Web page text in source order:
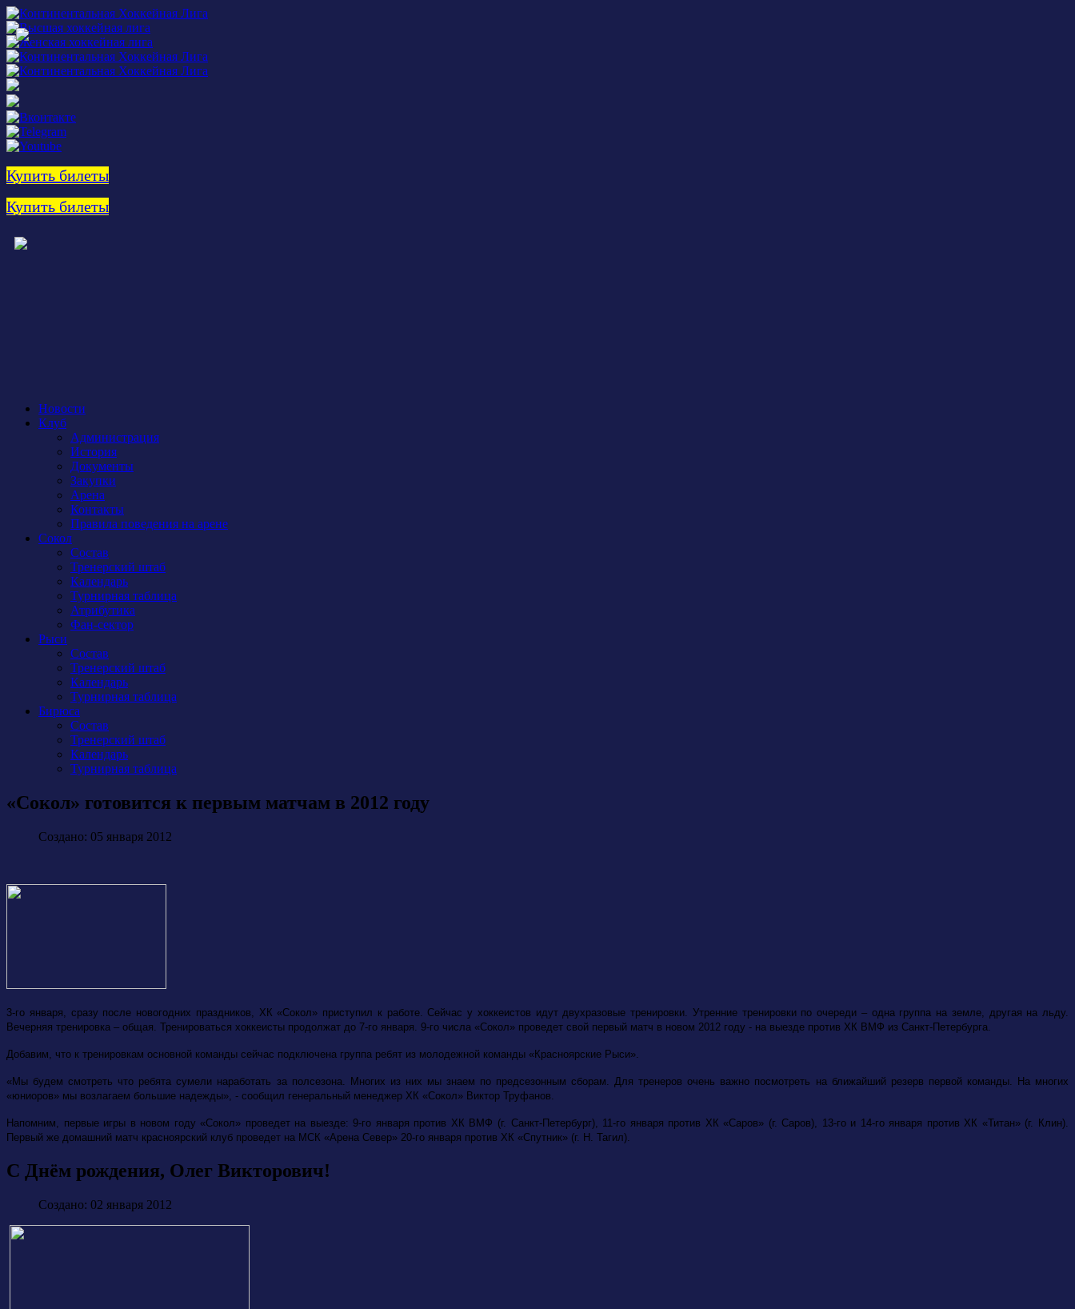
Купить билеты
Купить билеты
Новости
Клуб
Администрация
История
Документы
Закупки
Арена
Контакты
Правила поведения на арене
Сокол
Состав
Тренерский штаб
Календарь
Турнирная таблица
Атрибутика
Фан-сектор
Рыси
Состав
Тренерский штаб
Календарь
Турнирная таблица
Бирюса
Состав
Тренерский штаб
Календарь
Турнирная таблица
«Сокол» готовится к первым матчам в 2012 году
Создано: 05 января 2012
3-го января, сразу после новогодних праздников, ХК «Сокол» приступил к работе. Сейчас у хоккеистов идут двухразовые тренировки. Утренние тренировки по очереди – одна группа на земле, другая на льду.
Вечерняя тренировка – общая. Тренироваться хоккеисты продолжат до 7-го января. 9-го числа «Сокол» проведет свой первый матч в новом 2012 году - на выезде против ХК ВМФ из Санкт-Петербурга.
Добавим, что к тренировкам основной команды сейчас подключена группа ребят из молодежной команды «Красноярские Рыси».
«Мы будем смотреть что ребята сумели наработать за полсезона. Многих из них мы знаем по предсезонным сборам. Для тренеров очень важно посмотреть на ближайший резерв первой команды. На многих
«юниоров» мы возлагаем большие надежды», - сообщил генеральный менеджер ХК «Сокол» Виктор Труфанов.
Напомним, первые игры в новом году «Сокол» проведет на выезде: 9-го января против ХК ВМФ (г. Санкт-Петербург), 11-го января против ХК «Саров» (г. Саров), 13-го и 14-го января против ХК «Титан» (г. Клин).
Первый же домашний матч красноярский клуб проведет на МСК «Арена Север» 20-го января против ХК «Спутник» (г. Н. Тагил).
С Днём рождения, Олег Викторович!
Создано: 02 января 2012